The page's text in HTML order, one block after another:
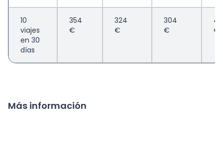
10
viajes
en 30
días
354
€
324
€
304
€
€
Más información